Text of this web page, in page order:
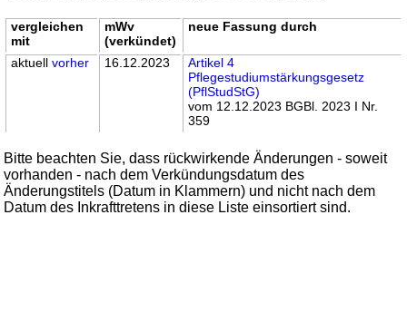
vergleichen
mit
mWv
(verkündet)
neue Fassung durch
aktuellvorher 16.12.2023
Artikel 4
Pflegestudiumstärkungsgesetz
(PflStudStG)
vom 12.12.2023 BGBl. 2023 I Nr.
359
Bitte beachten Sie, dass rückwirkende Änderungen - soweit
vorhanden - nach dem Verkündungsdatum des
Änderungstitels (Datum in Klammern) und nicht nach dem
Datum des Inkrafttretens in diese Liste einsortiert sind.